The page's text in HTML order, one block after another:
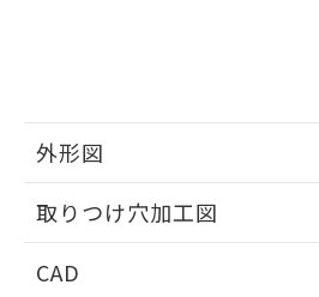
外形図
取りつけ穴加工図
CAD
および当社の共同利
※当社の共同利用者と
の共同利用に関して"
とができます。
EU RoHS指令（10物質）の